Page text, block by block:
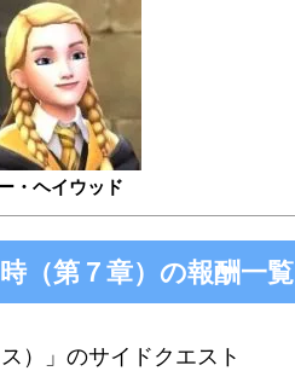
・ヘイウッド
（第７章）の報酬一覧
）」のサイドクエスト